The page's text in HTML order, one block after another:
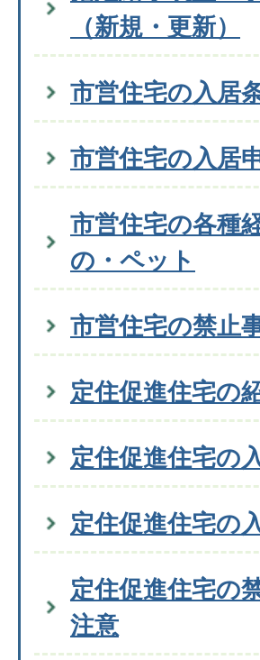
（新規・更新）
市営住宅の入居
市営住宅の入居
市営住宅の各種
の・ペット
市営住宅の禁止
定住促進住宅の
定住促進住宅の
定住促進住宅の
定住促進住宅の
注意